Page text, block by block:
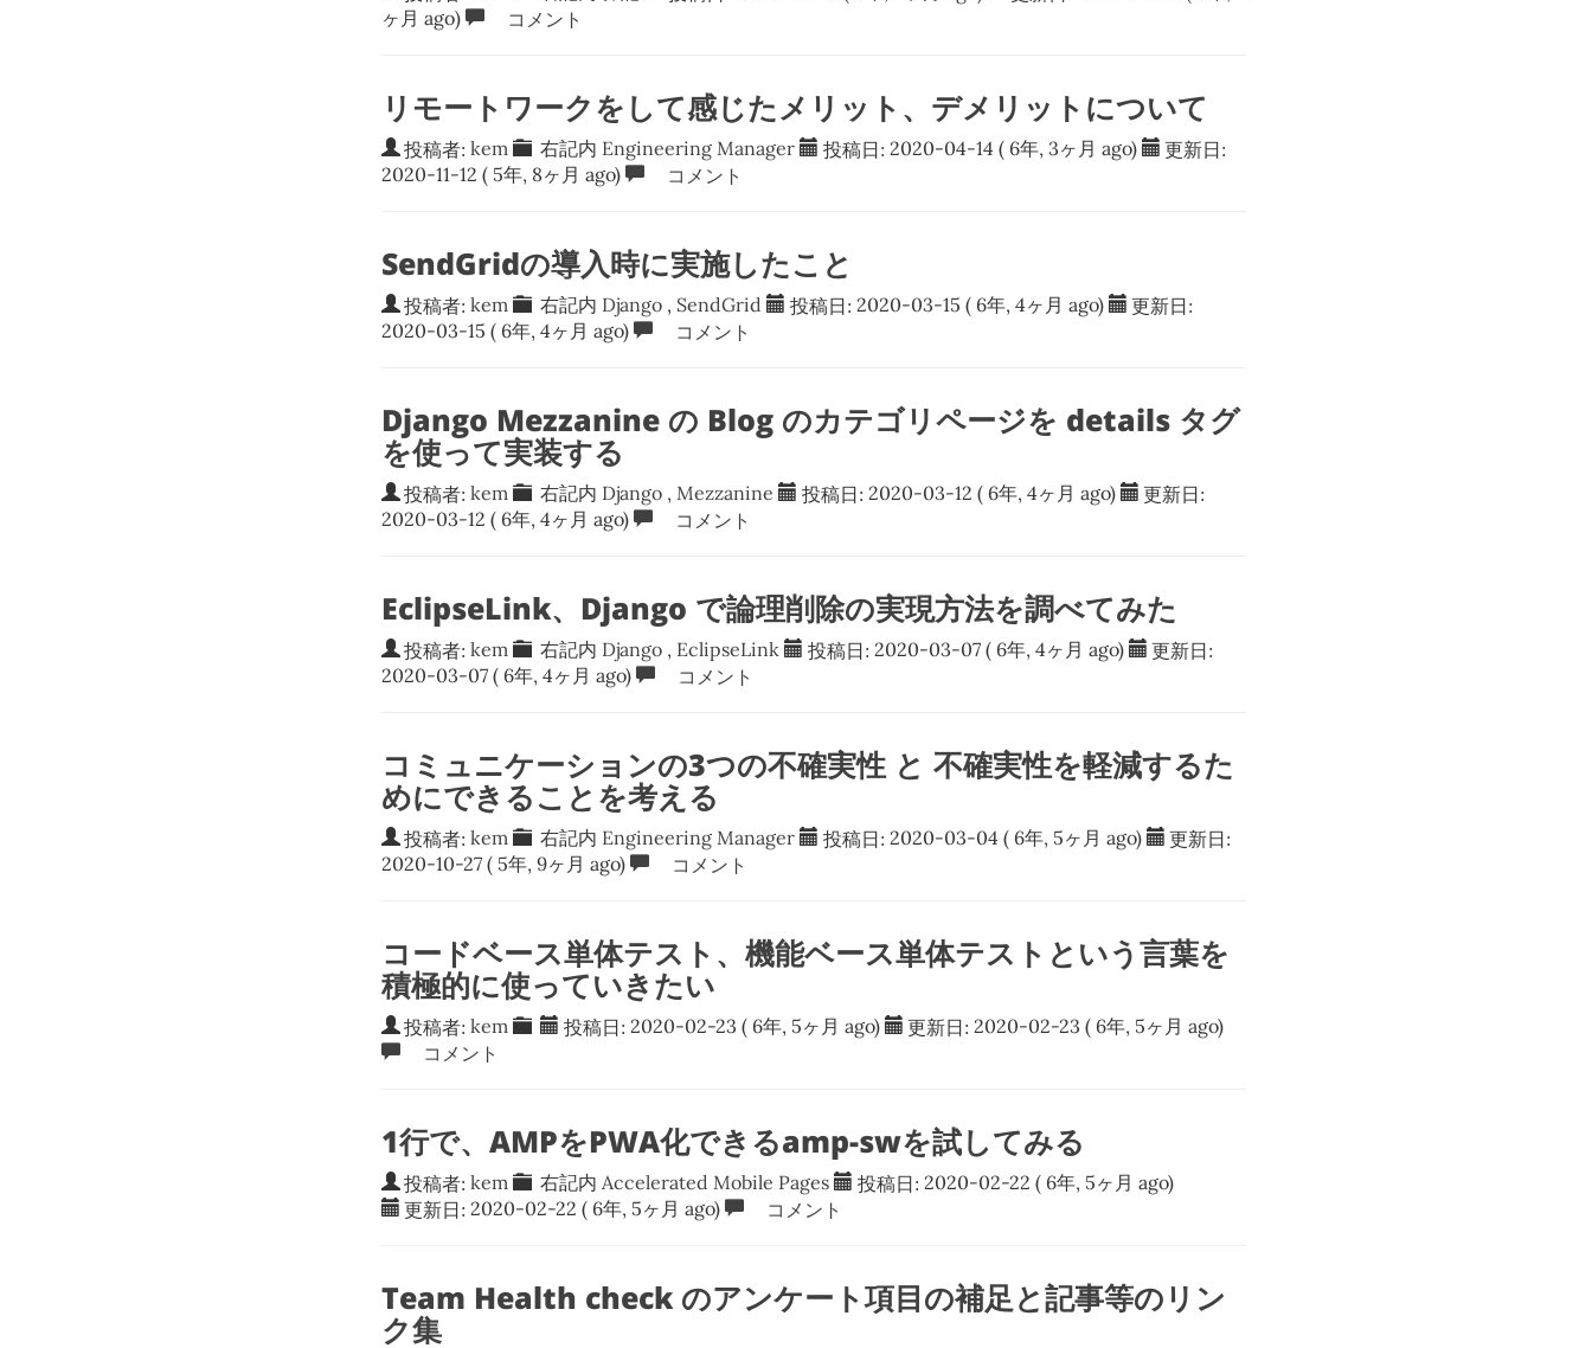
ヶ月 ago)
コメント
リモートワークをして感じたメリット、デメリットについて
投稿者: kem 右記内 Engineering Manager 投稿日: 2020-04-14( 6年, 3ヶ月 ago) 更新日:
2020-11-12 ( 5年, 8ヶ月 ago) コメント
SendGridの導入時に実施したこと
投稿者: kem 右記内 Django , SendGrid 投稿日: 2020-03-15 ( 6年, 4ヶ月 ago) 更新日:
2020-03-15 ( 6年, 4ヶ月 ago) コメント
Django Mezzanine の Blog のカテゴリページを details タグ
を使って実装する
投稿者: kem 右記内 Django ,Mezzanine 投稿日: 2020-03-12 ( 6年, 4ヶ月 ago) 更新日:
2020-03-12 ( 6年, 4ヶ月 ago) コメント
EclipseLink、Django で論理削除の実現方法を調べてみた
投稿者: kem 右記内 Django , EclipseLink 投稿日: 2020-03-07( 6年, 4ヶ月 ago) 更新日:
2020-03-07 ( 6年, 4ヶ月 ago) コメント
コミュニケーションの3つの不確実性 と 不確実性を軽減するた
めにできることを考える
投稿者: kem 右記内 Engineering Manager 投稿日: 2020-03-04( 6年, 5ヶ月 ago) 更新日:
2020-10-27 ( 5年, 9ヶ月 ago) コメント
コードベース単体テスト、機能ベース単体テストという言葉を
積極的に使っていきたい
投稿者: kem 投稿日: 2020-02-23 ( 6年, 5ヶ月 ago) 更新日: 2020-02-23 ( 6年, 5ヶ月 ago)
コメント
1行で、AMPをPWA化できるamp-swを試してみる
投稿者: kem 右記内Accelerated Mobile Pages 投稿日: 2020-02-22 ( 6年, 5ヶ月 ago)
更新日: 2020-02-22 ( 6年, 5ヶ月 ago) コメント
Team Health check のアンケート項目の補足と記事等のリン
ク集